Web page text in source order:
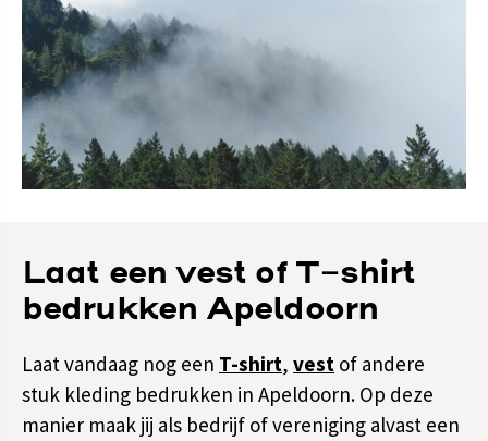
Laat een vest of T-shirt
bedrukken Apeldoorn
Laat vandaag nog een T-shirt, vest of andere
stuk kleding bedrukken in Apeldoorn. Op deze
manier maak jij als bedrijf of vereniging alvast een